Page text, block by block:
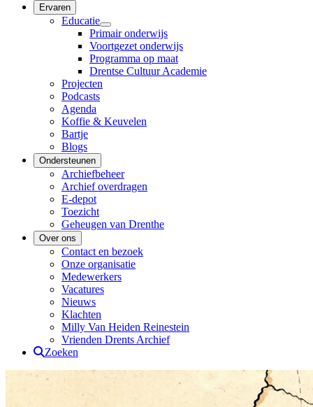
Ervaren
Educatie
Primair onderwijs
Voortgezet onderwijs
Programma op maat
Drentse Cultuur Academie
Projecten
Podcasts
Agenda
Koffie & Keuvelen
Bartje
Blogs
Ondersteunen
Archiefbeheer
Archief overdragen
E-depot
Toezicht
Geheugen van Drenthe
Over ons
Contact en bezoek
Onze organisatie
Medewerkers
Vacatures
Nieuws
Klachten
Milly Van Heiden Reinestein
Vrienden Drents Archief
Zoeken
Drents Archief